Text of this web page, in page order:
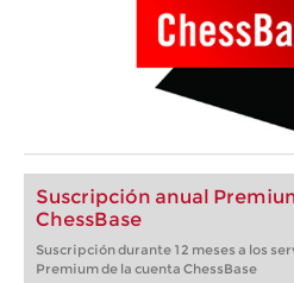
Suscripción anual
ChessBase
Suscripción durante 12 meses a los
Premium de la cuenta ChessBase